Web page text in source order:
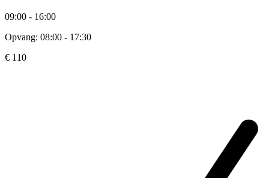
09:00 - 16:00
Opvang: 08:00 - 17:30
€ 110